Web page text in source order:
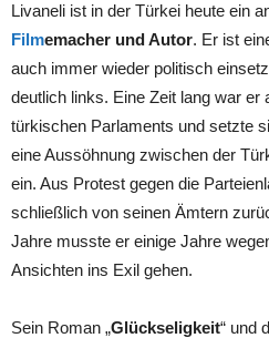
Livaneli ist in der Türkei heute ein
Filmemacher und Autor. Er ist
auch immer wieder politisch
deutlich links. Eine Zeit lang war er
türkischen Parlaments und setzte
eine Aussöhnung zwischen der
ein. Aus Protest gegen die
schließlich von seinen Ämtern
Jahre musste er einige Jahre
Ansichten ins Exil gehen.
Sein Roman „Glückseligkeit“ und